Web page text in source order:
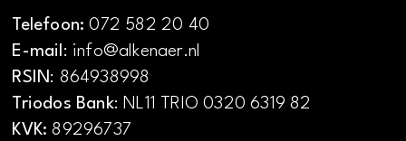
Telefoon:072 582 20 40
E-mail: info@alkenaer.nl
RSIN: 864938998
Triodos Bank: NL11 TRIO 0320 6319 82
KVK: 89296737